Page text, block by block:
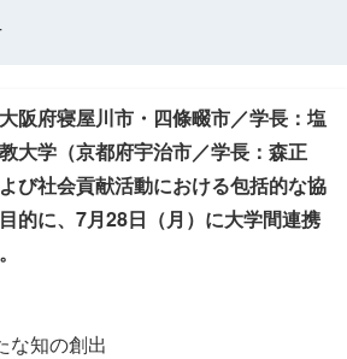
阪府寝屋川市・四條畷市／学長：塩
大学（京都府宇治市／学長：森正
び社会貢献活動における包括的な協
的に、7月28日（月）に大学間連携
な知の創出